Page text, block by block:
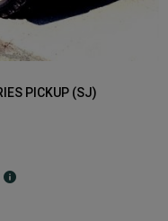
PICKUP (SJ)